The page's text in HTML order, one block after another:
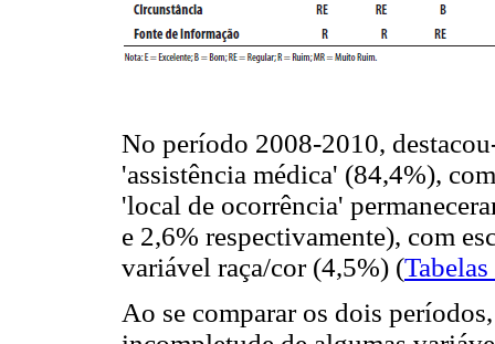
No período 2008-2010,
'assistência médica' (84,4%),
'local de ocorrência'
e 2,6% respectivamente), com
variável raça/cor (4,5%) (Tabelas
Ao se comparar os dois